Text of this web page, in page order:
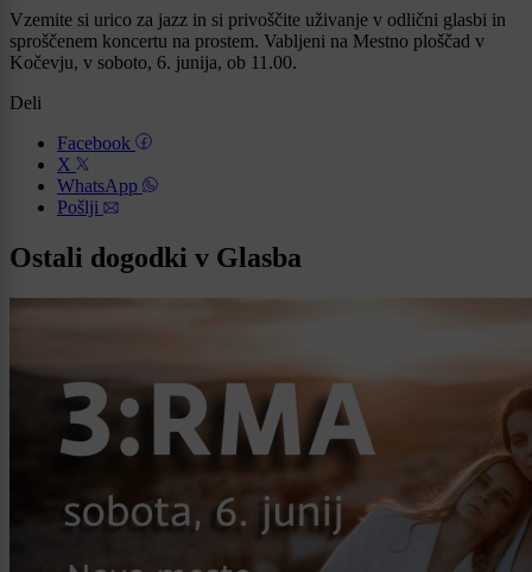
Vzemite si urico za jazz in si privoščite uživanje v odlični glasbi in
sproščenem koncertu na prostem. Vabljeni na Mestno ploščad v
Kočevju, v soboto, 6. junija, ob 11.00.
Deli
Facebook
X
WhatsApp
Pošlji
Ostali dogodki v Glasba